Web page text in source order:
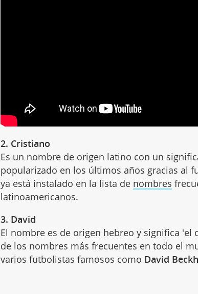
2. Cristiano
Es un nombre de origen latino con un
popularizado en los últimos años gracias al
ya está instalado en la lista de nombres
latinoamericanos.
3. David
El nombre es de origen hebreo y significa 'el
de los nombres más frecuentes en todo el
varios futbolistas famosos como David